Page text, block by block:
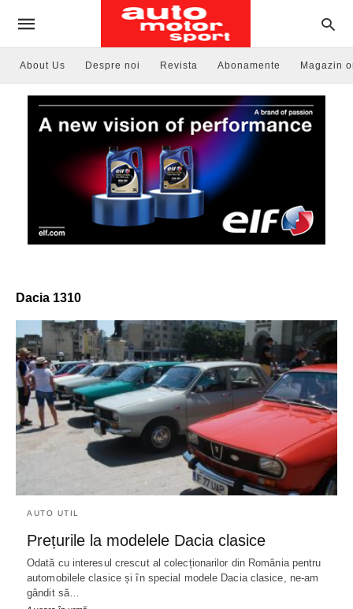
About Us Despre noi Revista Abonamente Magazin
Dacia 1310
AUTO UTIL
Prețurile la modelele Dacia clasice
Odată cu interesul crescut al colecționarilor din România pentru
automobilele clasice și în special modele Dacia clasice, ne-am
gândit să…